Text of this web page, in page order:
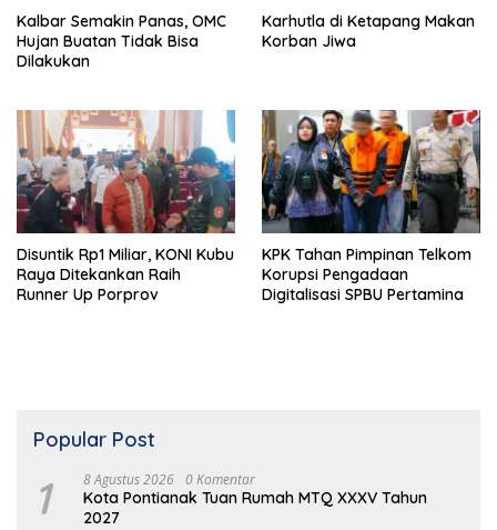
Kalbar Semakin Panas, OMC
Hujan Buatan Tidak Bisa
Dilakukan
Karhutla di Ketapang Makan
Korban Jiwa
Disuntik Rp1 Miliar, KONI Kubu
Raya Ditekankan Raih
Runner Up Porprov
KPK Tahan Pimpinan Telkom
Korupsi Pengadaan
Digitalisasi SPBU Pertamina
Popular Post
1 8 Agustus 2026 0 Komentar
Kota Pontianak Tuan Rumah MTQ XXXV Tahun
2027